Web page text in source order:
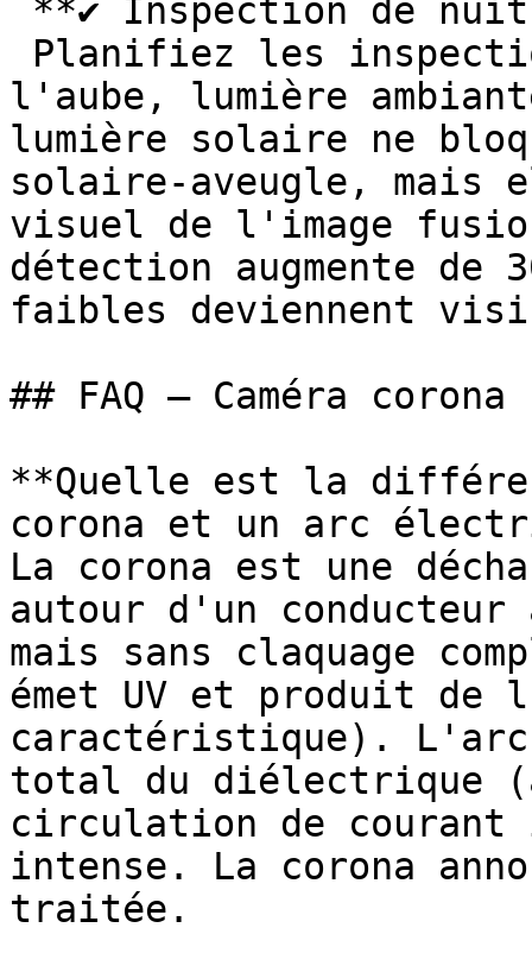
l'aube, lumière
lumière solaire ne
solaire-aveugle,
visuel de l'image
détection augmente de
faibles deviennent
## FAQ — Caméra corona
**Quelle est la
corona et un arc
La corona est une
autour d'un
mais sans claquage
émet UV et produit de
caractéristique). L'arc
total du diélectrique
circulation de courant
intense. La corona
traitée.